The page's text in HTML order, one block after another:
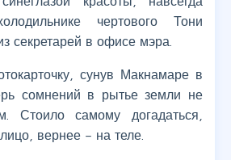
чертового Тони
секретарей в офисе мэра.
сунув Макнамаре в
сомнений в рытье земли не
Стоило самому догадаться,
вернее – на теле.